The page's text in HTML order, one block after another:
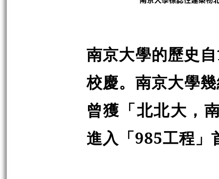
南京大學的歷史
校慶。南京大學
曾獲「北北大，
進入「985工程」